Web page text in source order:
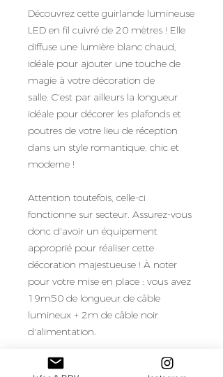
Découvrez cette guirlande lumineuse
LED en fil cuivré de 20 mètres ! Elle
diffuse une lumière blanc chaud,
idéale pour ajouter une touche de
magie à votre décoration de
salle. C'est par ailleurs la longueur
idéale pour décorer les plafonds et
poutres de votre lieu de réception
dans un style romantique, chic et
moderne !
Attention toutefois, celle-ci
fonctionne sur secteur. Assurez-vous
donc d'avoir un équipement
approprié pour réaliser cette
décoration majestueuse ! À noter
pour votre mise en place : vous avez
19m50 de longueur de câble
lumineux + 2m de câble noir
d'alimentation.
Quantité en stock : 6